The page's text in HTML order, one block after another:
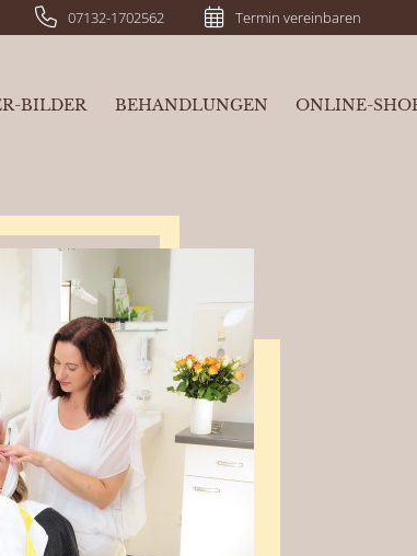
07132-1702562 Termin vereinbaren
BILDER BEHANDLUNGEN ONLINE-